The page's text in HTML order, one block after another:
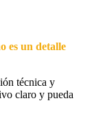
es un detalle
técnica y
claro y pueda